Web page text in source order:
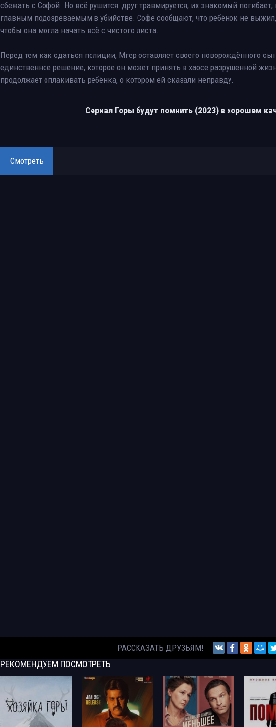
сбежать с Софой. Но всё рушится: друг травмируется, их знакомый
главным подозреваемым в убийстве. Софе сообщают, что ребёнок не
чтобы она могла начать всё с чистого листа.
Перед тем как сдаться полиции, Мгер оставляет своего новорождённого
единственное решение, которое он может принять в хаосе разрушенной
продолжает оплакивать ребёнка, о котором ей сказали неправду.
Сериал Горы будут помнить (2023) в хорошем
Смотреть
РАССКАЗАТЬ ДРУЗЬЯМ!
РЕКОМЕНДУЕМ ПОСМОТРЕТЬ